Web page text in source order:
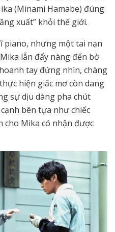
(Minami Hamabe) đúng
xuất” khỏi thế giới.
piano, nhưng một tai nạn
lẫn đẩy nàng đến bờ
tay đứng nhìn, chàng
hiện giấc mơ còn dang
sự dịu dàng pha chút
bên tựa như chiếc
cho Mika có nhận được